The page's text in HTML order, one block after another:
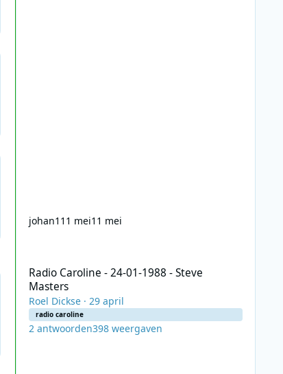
johan1 11 mei11 mei
Radio Caroline - 24-01-1988 - Steve
Masters
Roel Dickse· 29 april
radio caroline
2 antwoorden398 weergaven